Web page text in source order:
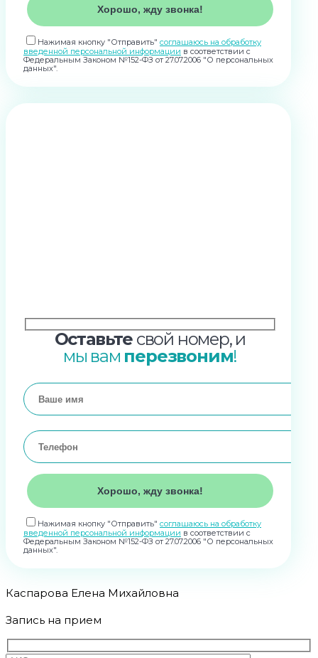
Нажимая кнопку "Отправить" соглашаюсь на обработку
введенной персональной информации в соответствии с
Федеральным Законом №152-ФЗ от 27.07.2006 "О персональных
данных".
Оставьте свой номер, и
мы вам перезвоним!
Нажимая кнопку "Отправить" соглашаюсь на обработку
введенной персональной информации в соответствии с
Федеральным Законом №152-ФЗ от 27.07.2006 "О персональных
данных".
Каспарова Елена Михайловна
Запись на прием